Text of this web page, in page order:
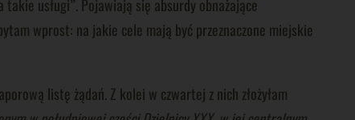
usługi”. Pojawiają się absurdy obnażające
wprost: na jakie cele mają być przeznaczone miejskie
listę żądań. Z kolei w czwartej z nich złożyłam